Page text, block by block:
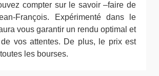
compter sur le savoir –faire de
François. Expérimenté dans le
vous garantir un rendu optimal et
vos attentes. De plus, le prix est
les bourses.